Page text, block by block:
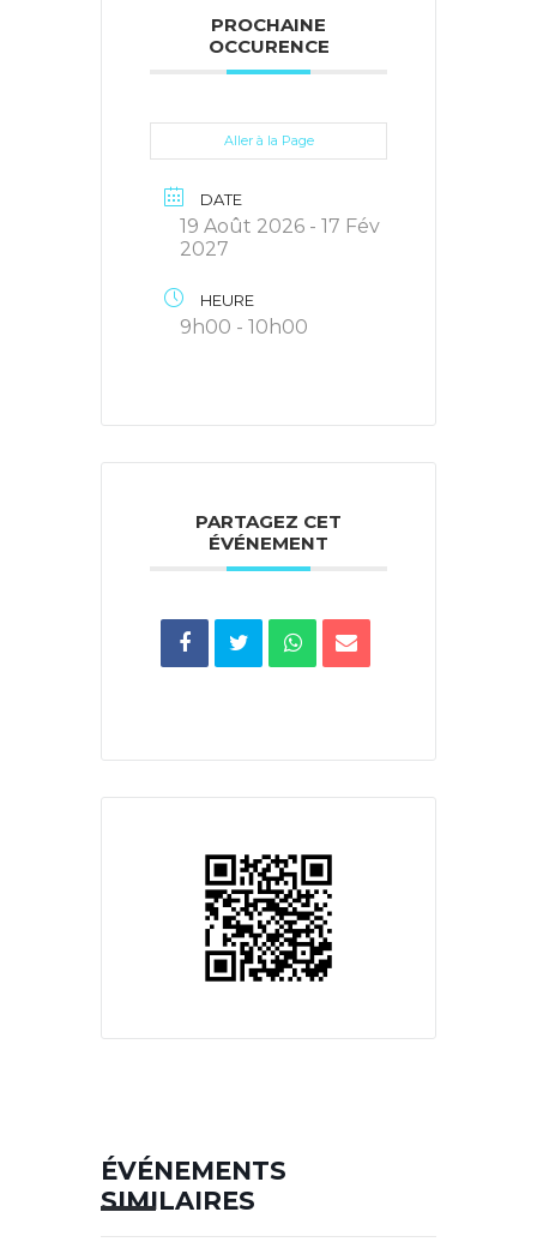
PROCHAINE
OCCURENCE
Aller à la Page
DATE
19 Août 2026 - 17 Fév
2027
HEURE
9h00 - 10h00
PARTAGEZ CET
ÉVÉNEMENT
ÉVÉNEMENTS
SIMILAIRES